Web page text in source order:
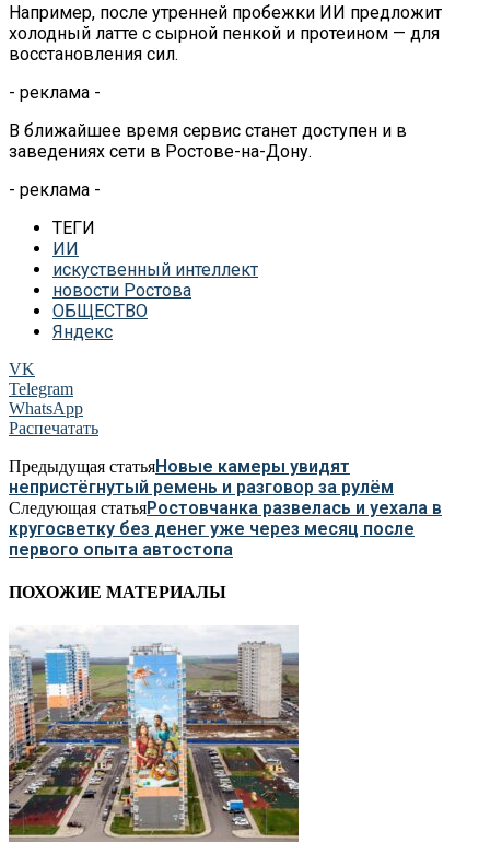
Например, после утренней пробежки ИИ предложит
холодный латте с сырной пенкой и протеином — для
восстановления сил.
- реклама -
В ближайшее время сервис станет доступен и в
заведениях сети в Ростове-на-Дону.
- реклама -
ТЕГИ
ИИ
искуственный интеллект
новости Ростова
ОБЩЕСТВО
Яндекс
VK
Telegram
WhatsApp
Распечатать
Предыдущая статьяНовые камеры увидят
непристёгнутый ремень и разговор за рулём
Следующая статьяРостовчанка развелась и уехала в
кругосветку без денег уже через месяц после
первого опыта автостопа
ПОХОЖИЕ МАТЕРИАЛЫ